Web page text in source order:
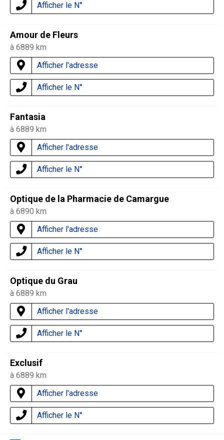
Afficher le N°
Amour de Fleurs
à 6889 km
Afficher l'adresse
Afficher le N°
Fantasia
à 6889 km
Afficher l'adresse
Afficher le N°
Optique de la Pharmacie de Camargue
à 6890 km
Afficher l'adresse
Afficher le N°
Optique du Grau
à 6889 km
Afficher l'adresse
Afficher le N°
Exclusif
à 6889 km
Afficher l'adresse
Afficher le N°